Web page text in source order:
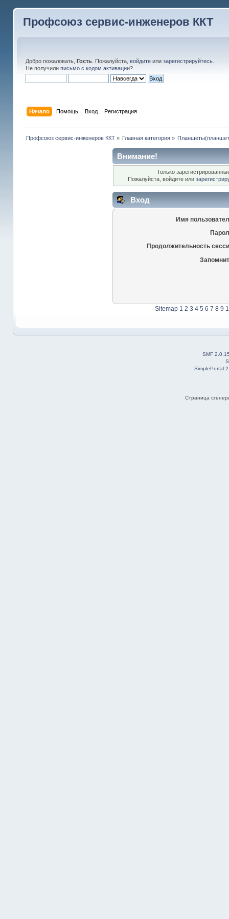
Профсоюз сервис-инженеров ККТ
Добро пожаловать, Гость. Пожалуйста, войдитеили зарегистрируйтесь.
Не получили письмо с кодом активации?
Начало Помощь Вход Регистрация
Профсоюз сервис-инженеров ККТ» Главная категория »
Внимание!
Только
Пожалуйста, войдите или
Вход
Имя
Продолжительность
Sitemap 1 2 3 4 5 6 7 8 9
SMF
SimplePortal
Страница